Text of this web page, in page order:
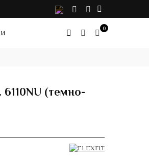
VK Telegram
0
(темно-